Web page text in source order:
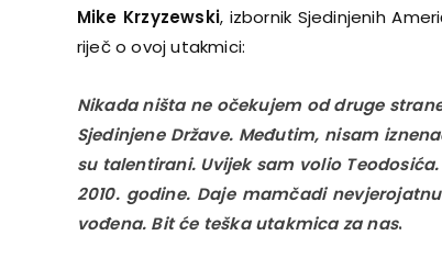
Mike Krzyzewski, izbornik Sjedinjenih
riječ o ovoj utakmici:
Nikada ništa ne očekujem od druge
Sjedinjene Države. Međutim, nisam
su talentirani. Uvijek sam volio
2010. godine. Daje mamčadi
vođena. Bit će teška utakmica za nas.